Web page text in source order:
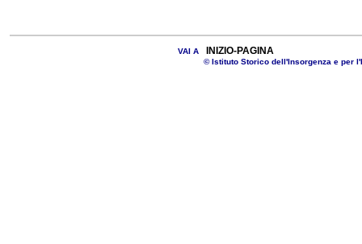
VAI A INIZIO-PAGINA
© Istituto Storico dell'Insorgenza e per